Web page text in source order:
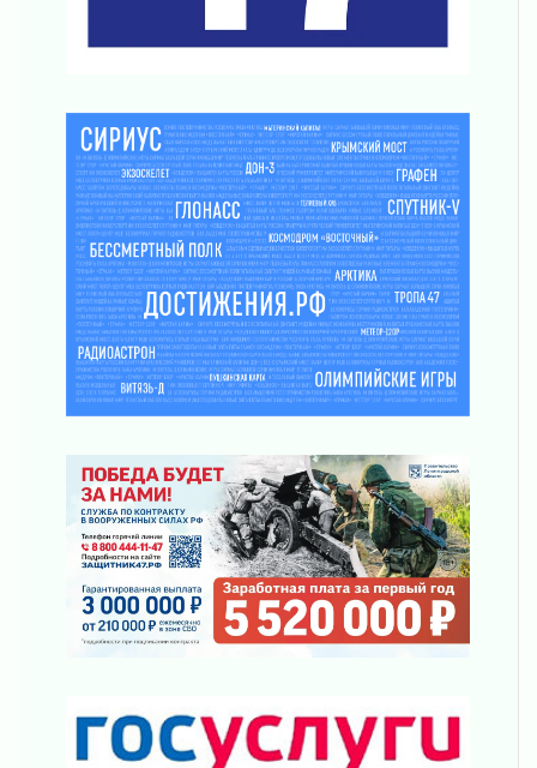
За сутки в Ленинградской области
Клюква наливается, но в корзинку пока не
просится
03 августа 2026
Строительные компании Ленобласти
подняли зарплаты почти на 40% за год
03 августа 2026
Шесть новых жизней в честь дня рождения
Ленинградской области
03 августа 2026
Уроки безопасности для детей и взрослых
03 августа 2026
десантных войск
02 августа 2026
«Активное лето»
02 августа 2026
Ленобласть отметила заслуги жителей перед
регионом и страной
02 августа 2026
Ладога — не пруд
Ленинградской области о неоплаченных
счетах